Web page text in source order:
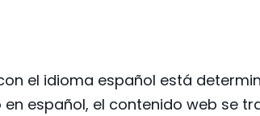
el idioma español está
español, el contenido web se